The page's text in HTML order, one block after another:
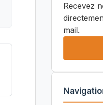
Recevez
mail.